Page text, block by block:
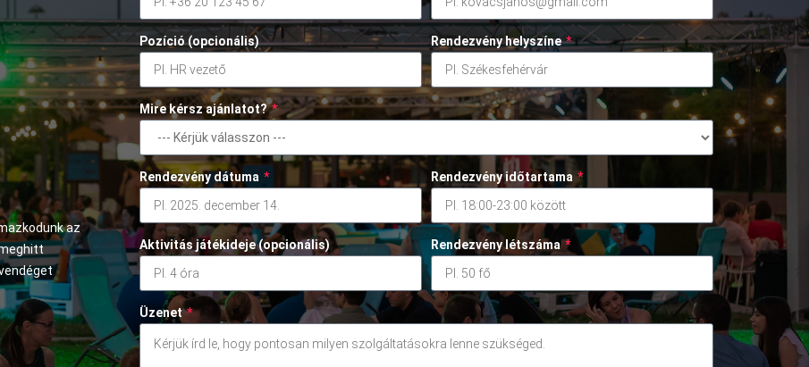
az
Pozíció (opcionális) Rendezvény helyszíne *
Mire kérsz ajánlatot? *
Rendezvény dátuma * Rendezvény időtartama *
Aktivitás játékideje (opcionális) Rendezvény létszáma *
Üzenet *